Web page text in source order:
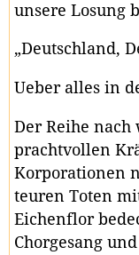
unsere Losung
„Deutschland,
Ueber alles in
Der Reihe
prachtvollen
Korporationen
teuren Toten
Eichenflor
Chorgesang